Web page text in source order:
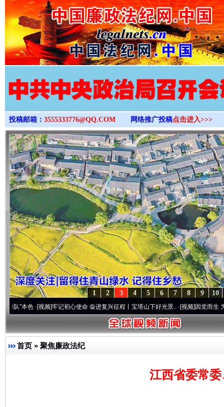
>
投稿邮箱： 3555333776@QQ.COM 网络推广投稿点击进入>>>
10
9
8
7
6
5
4
3
2
1
·[视频]牢记初心使命 奋进复兴征程丨宝塔山下好光景..·[视频]因党而生 为党而战
首页 » 聚焦廉政法纪
江西省委常